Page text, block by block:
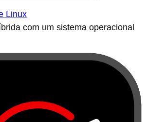
Linux
com um sistema operacional